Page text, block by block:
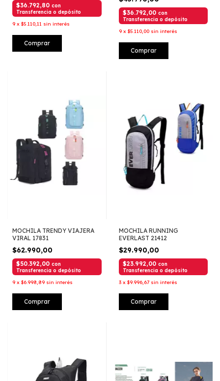
$36.792,80 con
Transferencia o depósito
9 x $5.110,11 sin interés
Comprar
$36.792,00 con
Transferencia o depósito
9 x $5.110,00 sin interés
Comprar
MOCHILA TRENDY VIAJERA
VIRAL 17831
$62.990,00
$50.392,00 con
Transferencia o depósito
9 x $6.998,89 sin interés
Comprar
MOCHILA RUNNING
EVERLAST 21412
$29.990,00
$23.992,00 con
Transferencia o depósito
3 x $9.996,67 sin interés
Comprar